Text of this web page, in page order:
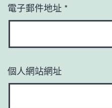
電子郵件地址 *
個人網站網址